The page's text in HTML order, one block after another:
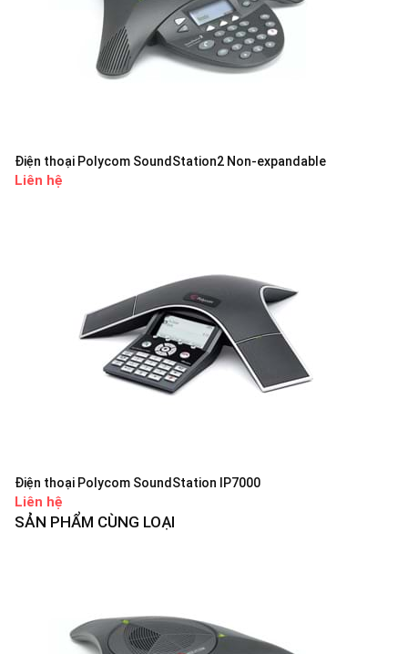
Điện thoại Polycom SoundStation2 Non-expandable
Liên hệ
Điện thoại Polycom SoundStation IP7000
Liên hệ
SẢN PHẨM CÙNG LOẠI